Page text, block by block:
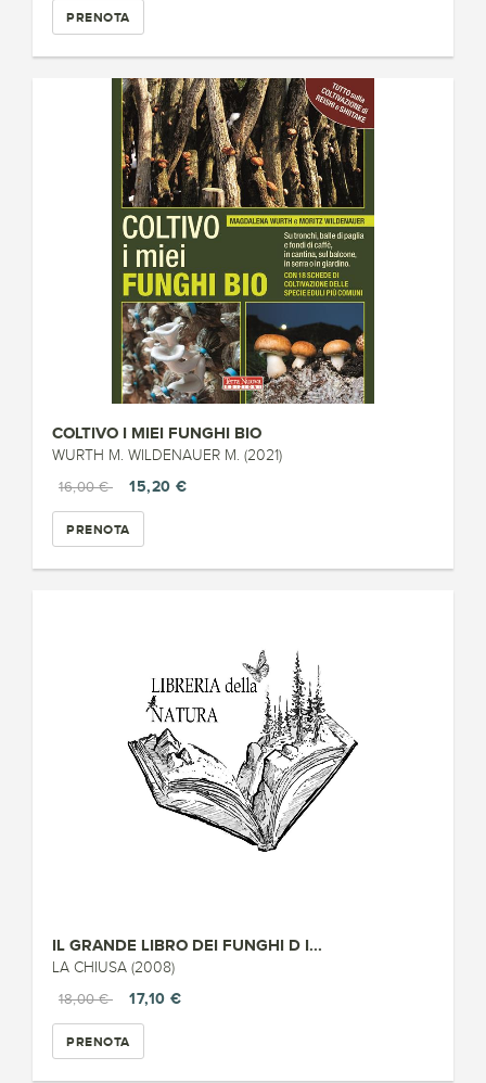
PRENOTA
COLTIVO I MIEI FUNGHI BIO
WURTH M. WILDENAUER M. (2021)
16,00 €
15,20 €
PRENOTA
IL GRANDE LIBRO DEI FUNGHI D I...
LA CHIUSA (2008)
18,00 €
17,10 €
PRENOTA